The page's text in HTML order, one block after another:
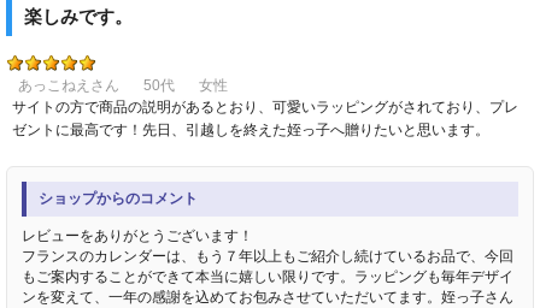
楽しみです。
あっこねえさん 50代
女性
サイトの方で商品の説明があるとおり、可愛いラッピングがされており、プレ
ゼントに最高です！先日、引越しを終えた姪っ子へ贈りたいと思います。
ショップからのコメント
レビューをありがとうございます！
フランスのカレンダーは、もう７年以上もご紹介し続けているお品で、今回
もご案内することができて本当に嬉しい限りです。ラッピングも毎年デザイ
ンを変えて、一年の感謝を込めてお包みさせていただいてます。姪っ子さん